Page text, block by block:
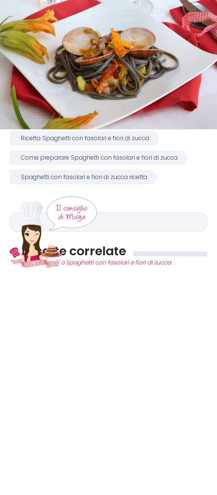
Ricetta Spaghetti con fasolari e fiori di zucca
Come preparare Spaghetti con fasolari e fiori di zucca
Spaghetti con fasolari e fiori di zucca ricetta
Ricette correlate
Ricette simili a Spaghetti con fasolari e fiori di zucca